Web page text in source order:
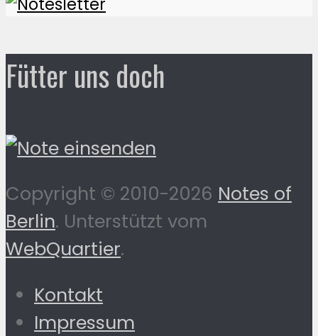
Fütter uns doch
Copyright © 2010-2026 Notes of
Berlin. Unterstützt vom
WebQuartier.
Kontakt
Impressum